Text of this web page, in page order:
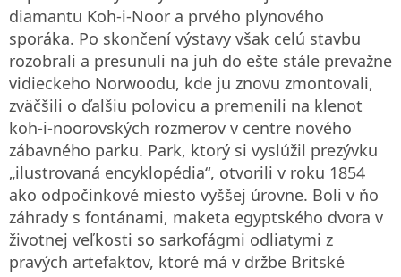
diamantu Koh-i-Noor a prvého plynového
sporáka. Po skončení výstavy však celú stavbu
rozobrali a presunuli na juh do ešte stále prevažne
vidieckeho Norwoodu, kde ju znovu zmontovali,
zväčšili o ďalšiu polovicu a premenili na klenot
koh-i-noorovských rozmerov v centre nového
zábavného parku. Park, ktorý si vyslúžil prezývku
„ilustrovaná encyklopédia“, otvorili v roku 1854
ako odpočinkové miesto vyššej úrovne. Boli v ňo
záhrady s fontánami, maketa egyptského dvora v
životnej veľkosti so sarkofágmi odliatymi z
pravých artefaktov, ktoré má v držbe Britské